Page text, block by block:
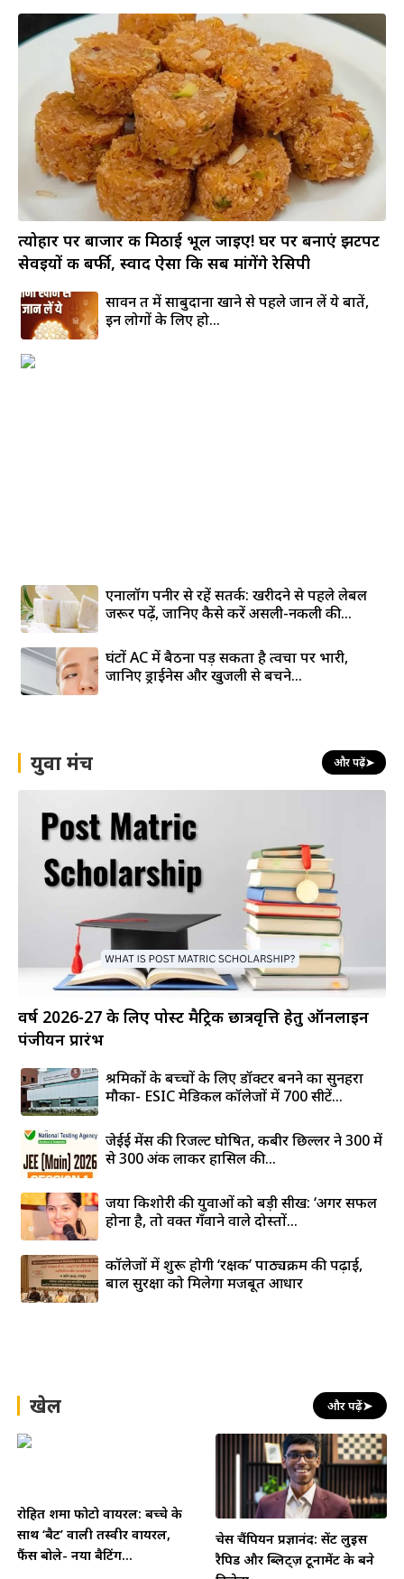
त्योहार पर बाजार की मिठाई भूल जाइए! घर पर बनाएं झटपट
सेवइयों की बर्फी, स्वाद ऐसा कि सब मांगेंगे रेसिपी
सावन व्रत में साबुदाना खाने से पहले जान लें ये बातें,
इन लोगों के लिए हो...
एनालॉग पनीर से रहें सतर्क: खरीदने से पहले लेबल
जरूर पढ़ें, जानिए कैसे करें असली-नकली की...
घंटों AC में बैठना पड़ सकता है त्वचा पर भारी,
जानिए ड्राईनेस और खुजली से बचने...
युवा मंच और पढ़ें➤
वर्ष 2026-27 के लिए पोस्ट मैट्रिक छात्रवृत्ति हेतु ऑनलाइन
पंजीयन प्रारंभ
श्रमिकों के बच्चों के लिए डॉक्टर बनने का सुनहरा
मौका- ESIC मेडिकल कॉलेजों में 700 सीटें...
जेईई मेंस की रिजल्ट घोषित, कबीर छिल्लर ने 300 में
से 300 अंक लाकर हासिल की...
जया किशोरी की युवाओं को बड़ी सीख: ‘अगर सफल
होना है, तो वक्त गँवाने वाले दोस्तों...
कॉलेजों में शुरू होगी ‘रक्षक’ पाठ्यक्रम की पढ़ाई,
बाल सुरक्षा को मिलेगा मजबूत आधार
खेल और पढ़ें➤
रोहित शर्मा फोटो वायरल: बच्चे के
साथ ‘बैट’ वाली तस्वीर वायरल,
फैंस बोले- नया बैटिंग...
चेस चैंपियन प्रज्ञानंद: सेंट लुइस
रैपिड और ब्लिट्ज़ टूर्नामेंट के बने